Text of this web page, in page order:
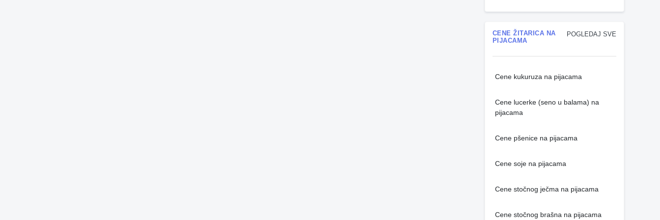
POGLEDAJ SVE
CENE ŽITARICA NA
PIJACAMA
Cene kukuruza na pijacama
Cene lucerke (seno u balama) na
pijacama
Cene pšenice na pijacama
Cene soje na pijacama
Cene stočnog ječma na pijacama
Cene stočnog brašna na pijacama